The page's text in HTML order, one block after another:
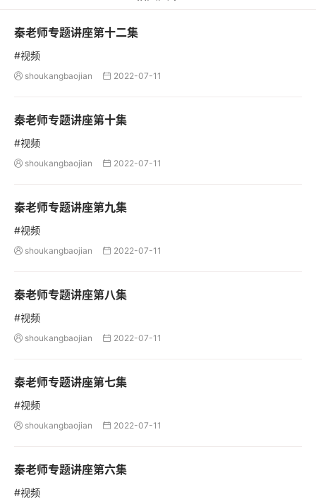
秦老师专题讲座第十二集
#视频
 shoukangbaojian  2022-07-11
秦老师专题讲座第十集
#视频
 shoukangbaojian  2022-07-11
秦老师专题讲座第九集
#视频
 shoukangbaojian  2022-07-11
秦老师专题讲座第八集
#视频
 shoukangbaojian  2022-07-11
秦老师专题讲座第七集
#视频
 shoukangbaojian  2022-07-11
秦老师专题讲座第六集
#视频